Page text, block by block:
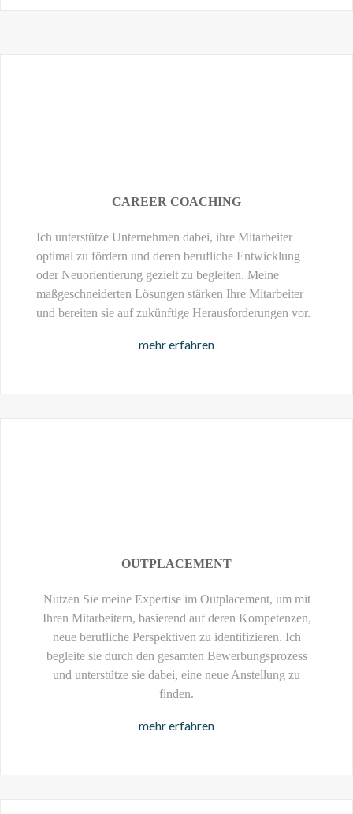
CAREER COACHING
Ich unterstütze Unternehmen dabei, ihre Mitarbeiter
optimal zu fördern und deren berufliche Entwicklung
oder Neuorientierung gezielt zu begleiten. Meine
maßgeschneiderten Lösungen stärken Ihre Mitarbeiter
und bereiten sie auf zukünftige Herausforderungen vor.
mehr erfahren
OUTPLACEMENT
Nutzen Sie meine Expertise im Outplacement, um mit
Ihren Mitarbeitern, basierend auf deren Kompetenzen,
neue berufliche Perspektiven zu identifizieren. Ich
begleite sie durch den gesamten Bewerbungsprozess
und unterstütze sie dabei, eine neue Anstellung zu
finden.
mehr erfahren